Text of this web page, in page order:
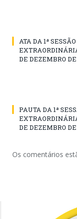
ATA DA 1ª SESSÃO
DE DEZEMBRO
PAUTA DA 1ª
DE DEZEMBRO
Os comentários